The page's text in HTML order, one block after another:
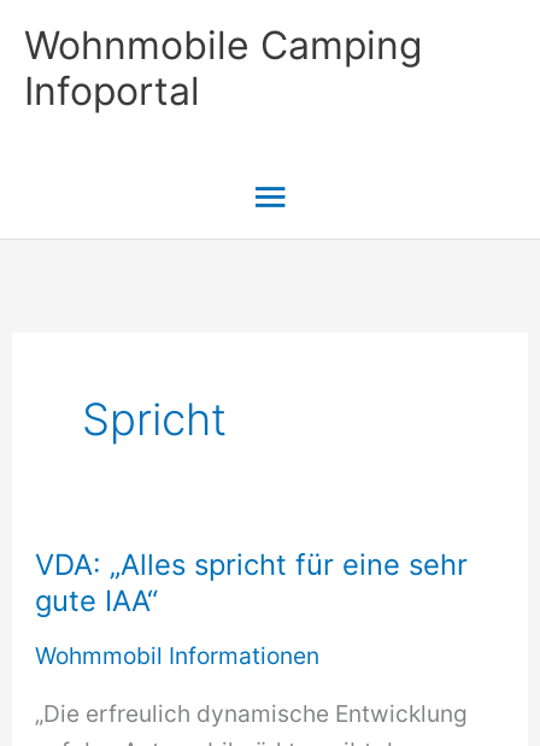
Inhalt
springen
Wohnmobile Camping
Infoportal
Hauptmenü
Spricht
VDA: „Alles spricht für eine sehr
gute IAA“
Wohmmobil Informationen
„Die erfreulich dynamische Entwicklung